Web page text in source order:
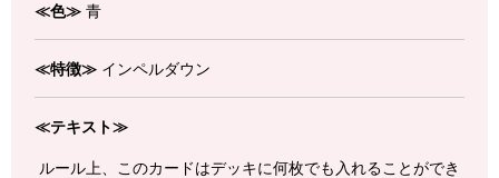
≪色≫ 青
≪特徴≫ インペルダウン
≪テキスト≫
ルール上、このカードはデッキに何枚でも入れることができ